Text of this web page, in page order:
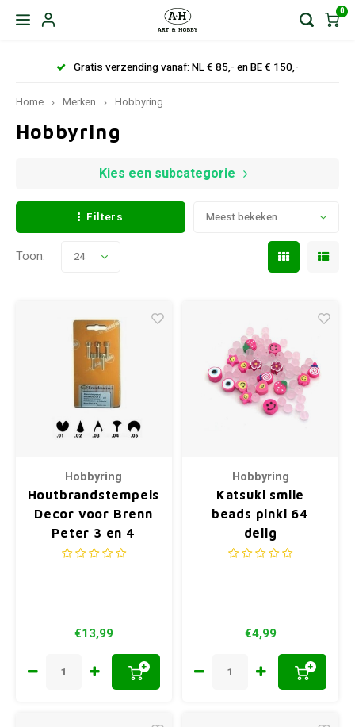
0
Gratis verzending vanaf: NL € 85,- en BE € 150,-
Home Merken Hobbyring
Hobbyring
Kies een subcategorie
Filters Meest bekeken
Toon: 24
Hobbyring
Houtbrandstempels
Decor voor Brenn
Peter 3 en 4
€13,99
+
Hobbyring
Katsuki smile
beads pinkl 64
delig
€4,99
+